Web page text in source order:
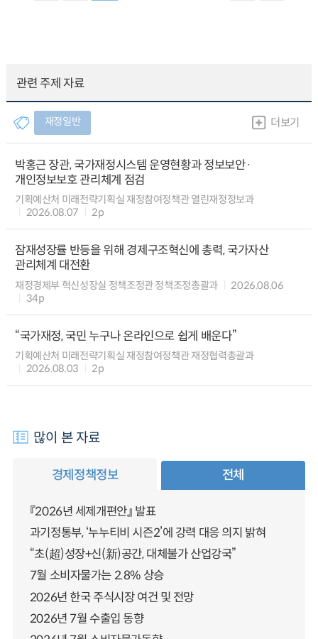
관련 주제 자료
재정일반 더보기
박홍근 장관, 국가재정시스템 운영현황과 정보보안·
개인정보보호 관리체계 점검
기획예산처 미래전략기획실 재정참여정책관 열린재정정보과
2026.08.07
2p
잠재성장률 반등을 위해 경제구조혁신에 총력, 국가자산
관리체계 대전환
재정경제부 혁신성장실 정책조정관 정책조정총괄과
2026.08.06
34p
“국가재정, 국민 누구나 온라인으로 쉽게 배운다”
기획예산처 미래전략기획실 재정참여정책관 재정협력총괄과
2026.08.03
2p
많이 본 자료
경제정책정보 전체
『2026년 세제개편안』 발표
과기정통부, ‘누누티비 시즌2’에 강력 대응 의지 밝혀
“초(超)성장+신(新)공간, 대체불가 산업강국”
7월 소비자물가는 2.8% 상승
2026년 한국 주식시장 여건 및 전망
2026년 7월 수출입 동향